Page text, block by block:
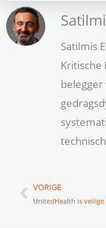
Satilmis
Kritische
Vorige
VORIGE
UnitedHealth is veilige